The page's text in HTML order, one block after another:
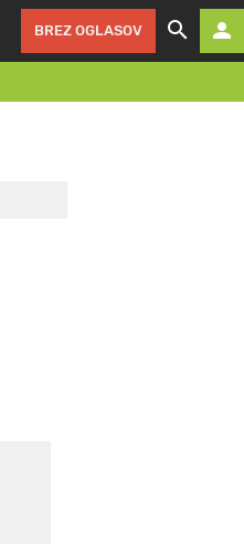
BREZ OGLASOV